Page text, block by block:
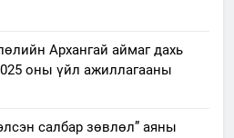
Архангай аймаг дахь
оны үйл ажиллагааны
салбар зөвлөл” аяны